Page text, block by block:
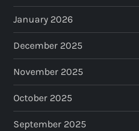
January 2026
December 2025
November 2025
October 2025
September 2025